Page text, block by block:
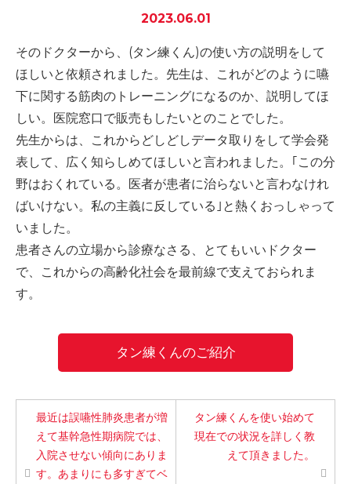
-誤嚥・誤嚥性肺炎とは
-誤嚥・誤嚥性肺炎の予防策
会社情報
電話する
2023.06.01
そのドクターから、(タン練くん)の使い方の説明をして
ほしいと依頼されました。先生は、これがどのように嚥
下に関する筋肉のトレーニングになるのか、説明してほ
しい。医院窓口で販売もしたいとのことでした。
先生からは、これからどしどしデータ取りをして学会発
表して、広く知らしめてほしいと言われました。｢この分
野はおくれている。医者が患者に治らないと言わなけれ
ばいけない。私の主義に反している｣と熱くおっしゃって
いました。
患者さんの立場から診療なさる、とてもいいドクター
で、これからの高齢化社会を最前線で支えておられま
す。
タン練くんのご紹介
最近は誤嚥性肺炎患者が増
えて基幹急性期病院では、
入院させない傾向にありま
す。あまりにも多すぎてベ
タン練くんを使い始めて
現在での状況を詳しく教
えて頂きました。